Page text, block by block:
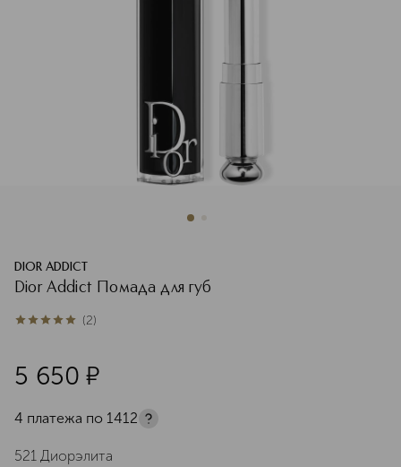
DIOR ADDICT
Dior Addict Помада для губ
5из 52 (2)
5 650 ¤
4 платежа по 1412
521 Диорэлита